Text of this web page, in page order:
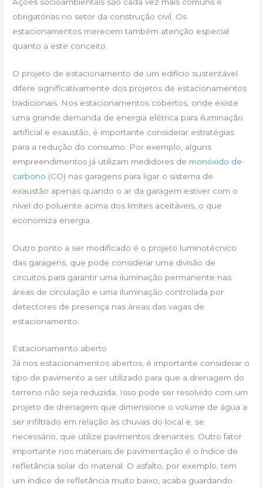
obrigatórias no setor da construção civil. Os
estacionamentos merecem também atenção especial
quanto a este conceito.
O projeto de estacionamento de um edifício sustentável
difere significativamente dos projetos de estacionamentos
tradicionais. Nos estacionamentos cobertos, onde existe
uma grande demanda de energia elétrica para iluminação
artificial e exaustão, é importante considerar estratégias
para a redução do consumo. Por exemplo, alguns
empreendimentos já utilizam medidores de monóxido de
carbono (CO) nas garagens para ligar o sistema de
exaustão apenas quando o ar da garagem estiver com o
nível do poluente acima dos limites aceitáveis, o que
economiza energia.
Outro ponto a ser modificado é o projeto luminotécnico
das garagens, que pode considerar uma divisão de
circuitos para garantir uma iluminação permanente nas
áreas de circulação e uma iluminação controlada por
detectores de presença nas áreas das vagas de
estacionamento.
Estacionamento aberto
Já nos estacionamentos abertos, é importante considerar o
tipo de pavimento a ser utilizado para que a drenagem do
terreno não seja reduzida. Isso pode ser resolvido com um
projeto de drenagem que dimensione o volume de água a
ser infiltrado em relação às chuvas do local e, se
necessário, que utilize pavimentos drenantes. Outro fator
importante nos materiais de pavimentação é o índice de
refletância solar do material. O asfalto, por exemplo, tem
um índice de refletância muito baixo, acaba guardando